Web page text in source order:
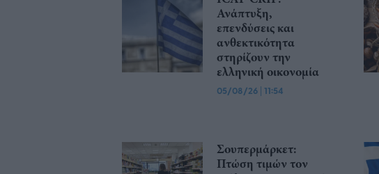
Ανάπτυξη,
επενδύσεις και
ανθεκτικότητα
στηρίζουν την
ελληνική οικονομία
05/08/26 | 11:54
Σουπερμάρκετ:
Πτώση τιμών τον